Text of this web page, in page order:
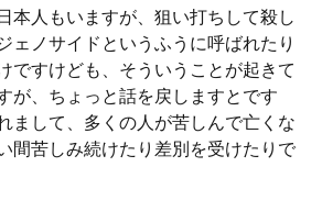
本人もいますが、狙い打ちして殺し
ェノサイドというふうに呼ばれたり
ですけども、そういうことが起きて
が、ちょっと話を戻しますとです
まして、多くの人が苦しんで亡くな
間苦しみ続けたり差別を受けたりで